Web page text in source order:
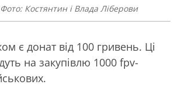
Костянтин і Влада Ліберови
є донат від 100 гривень. Ці
на закупівлю 1000 fpv-